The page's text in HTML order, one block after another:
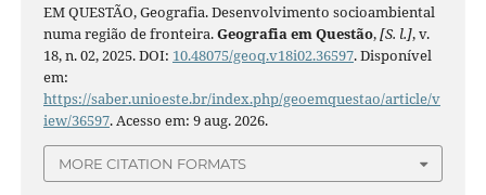
EM QUESTÃO, Geografia. Desenvolvimento socioambiental
numa região de fronteira.Geografia em Questão,[S. l.], v.
18, n. 02, 2025. DOI: 10.48075/geoq.v18i02.36597. Disponível
em:
https://saber.unioeste.br/index.php/geoemquestao/article/v
iew/36597. Acesso em: 9 aug. 2026.
MORE CITATION FORMATS